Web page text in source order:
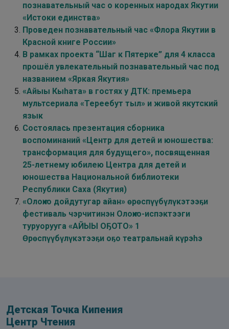
познавательный час о коренных народах Якутии
«Истоки единства»
Проведен познавательный час «Флора Якутии в
Красной книге России»
В рамках проекта “Шаг к Пятерке” для 4 класса
прошёл увлекательный познавательный час под
названием «Яркая Якутия»
«Айыы Кыhата» в гостях у ДТК: премьера
мультсериала «Тереебут тыл» и живой якутский
язык
Состоялась презентация сборника
воспоминаний «Центр для детей и юношества:
трансформация для будущего», посвященная
25-летнему юбилею Центра для детей и
юношества Национальной библиотеки
Республики Саха (Якутия)
«Олоҥхо дойдутугар айан» өрөспүүбүлүкэтээҕи
фестиваль чэрчитинэн Олоҥхо-испэктээги
туруорууга «АЙЫЫ ОҔОТО» 1
Өрөспүүбүлүкэтээҕи оҕо театральнай күрэһэ
Детская Точка Кипения
Центр Чтения